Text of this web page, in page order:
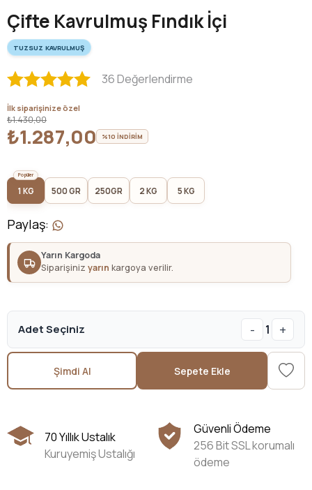
Çifte Kavrulmuş Fındık İçi
TUZSUZ KAVRULMUŞ
36 Değerlendirme
İlk siparişinize özel
₺1.430,00
₺1.287,00 %10 İNDİRİM
1 KG 500 GR 250GR 2 KG 5 KG
Paylaş:
Yarın Kargoda
Siparişiniz yarın kargoya verilir.
Adet Seçiniz - 1 +
Şimdi Al Sepete Ekle
70 Yıllık Ustalık
Kuruyemiş Ustalığı
Güvenli Ödeme
256 Bit SSL korumalı
ödeme